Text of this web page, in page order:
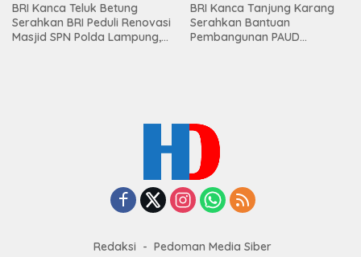
BRI Kanca Teluk Betung
Serahkan BRI Peduli Renovasi
Masjid SPN Polda Lampung,
BRI Kanca Tanjung Karang
Serahkan Bantuan
Pembangunan PAUD
Redaksi Pedoman Media Siber